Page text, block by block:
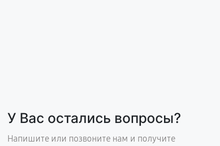
У Вас остались вопросы?
Напишите или позвоните нам и получите